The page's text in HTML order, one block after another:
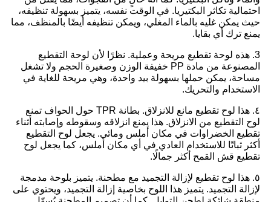
احتمالية تكاثر البكتيريا. في الوقت نفسه، يتميز بسهولة تنظيفه،
حيث يمكن غليه بالماء المغلي، ويمكن تنظيفه أيضًا بالمنظف، مما
يمنع ترك أي بقايا.
3. هذه لوحة تقطيع مريحة وعملية. نظرًا لأن لوحة التقطيع
المصنوعة من مادة PP خفيفة الوزن وصغيرة الحجم ولا تشغل
مساحة، يمكن حملها بسهولة بيد واحدة، وهي مريحة للغاية في
الاستخدام والتحريك.
٤. هذا لوح تقطيع مانع للانزلاق. بطانة TPR حول الحواف تمنع
لوح التقطيع من الانزلاق. هذا يمنع انزلاقه وسقوطه وإصابته أثناء
تقطيع الخضراوات في مكان أملس ومائي. يجعل لوح التقطيع
أكثر ثباتًا للاستخدام العادي في أي مكان أملس، كما يجعل لوح
تقطيع قش القمح أكثر جمالًا.
٥. هذا لوح تقطيع لإزالة التجميد مع مطحنة. يتميز بلوحة مدمجة
لإزالة التجميد. يتميز هذا اللوح بخاصية إزالة التجميد، ويحتوي على